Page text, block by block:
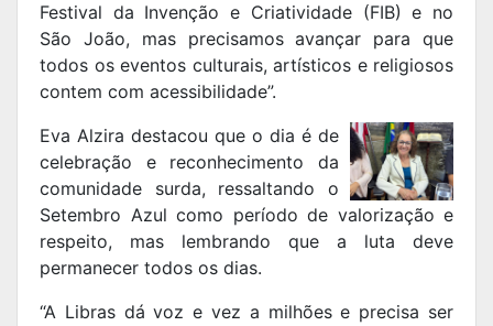
Festival da Invenção e Criatividade (FIB) e no
São João, mas precisamos avançar para que
todos os eventos culturais, artísticos e religiosos
contem com acessibilidade”.
Eva Alzira destacou que o dia é de
celebração e reconhecimento da
comunidade surda, ressaltando o
Setembro Azul como período de valorização e
respeito, mas lembrando que a luta deve
permanecer todos os dias.
“A Libras dá voz e vez a milhões e precisa ser